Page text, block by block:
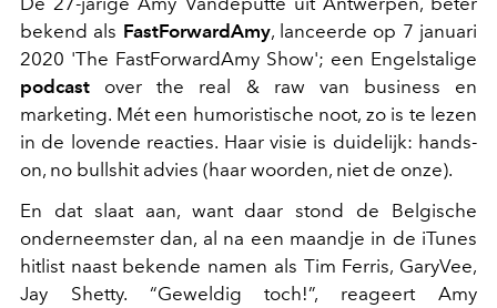
bekend als FastForwardAmy, lanceerde op 7 januari
2020 'The FastForwardAmy Show'; een Engelstalige
podcast over the real & raw van business en
marketing. Mét een humoristische noot, zo is te lezen
in de lovende reacties. Haar visie is duidelijk: hands-
on, no bullshit advies (haar woorden, niet de onze).
En dat slaat aan, want daar stond de Belgische
onderneemster dan, al na een maandje in de iTunes
hitlist naast bekende namen als Tim Ferris, GaryVee,
Jay Shetty. “Geweldig toch!”, reageert Amy